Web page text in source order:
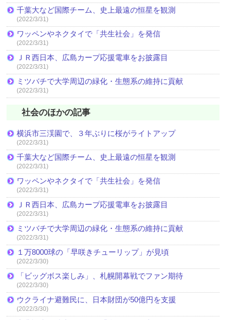
千葉大など国際チーム、史上最遠の恒星を観測
(2022/3/31)
ワッペンやネクタイで「共生社会」を発信
(2022/3/31)
ＪＲ西日本、広島カープ応援電車をお披露目
(2022/3/31)
ミツバチで大学周辺の緑化・生態系の維持に貢献
(2022/3/31)
社会のほかの記事
横浜市三渓園で、３年ぶりに桜がライトアップ
(2022/3/31)
千葉大など国際チーム、史上最遠の恒星を観測
(2022/3/31)
ワッペンやネクタイで「共生社会」を発信
(2022/3/31)
ＪＲ西日本、広島カープ応援電車をお披露目
(2022/3/31)
ミツバチで大学周辺の緑化・生態系の維持に貢献
(2022/3/31)
１万8000球の「早咲きチューリップ」が見頃
(2022/3/30)
「ビッグボス楽しみ」、札幌開幕戦でファン期待
(2022/3/30)
ウクライナ避難民に、日本財団が50億円を支援
(2022/3/30)